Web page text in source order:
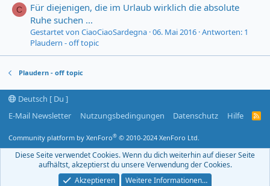
C
Für diejenigen, die im Urlaub wirklich die absolute
Ruhe suchen ...
Gestartet von CiaoCiaoSardegna 06. Mai 2016 Antworten: 1
Plaudern - off topic
Plaudern - off topic
Deutsch [ Du ]
E-Mail Newsletter
Nutzungsbedingungen Datenschutz Hilfe
R
S
F
Community platform by XenForo® © 2010-2024 XenForo Ltd.
Diese Seite verwendet Cookies. Wenn du dich weiterhin auf dieser Seite
aufhältst, akzeptierst du unsere Verwendung der Cookies.
Akzeptieren
Weitere Informationen…